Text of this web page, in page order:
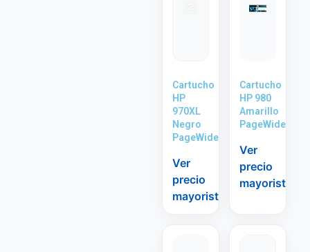
Cartucho
HP
970XL
Negro
PageWide
Ver
precio
mayorista
Cartucho
HP 980
Amarillo
PageWide
Ver
precio
mayorista